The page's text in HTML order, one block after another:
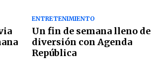
ENTRETENIMIENTO
Un fin de semana lleno de
diversión con Agenda
República